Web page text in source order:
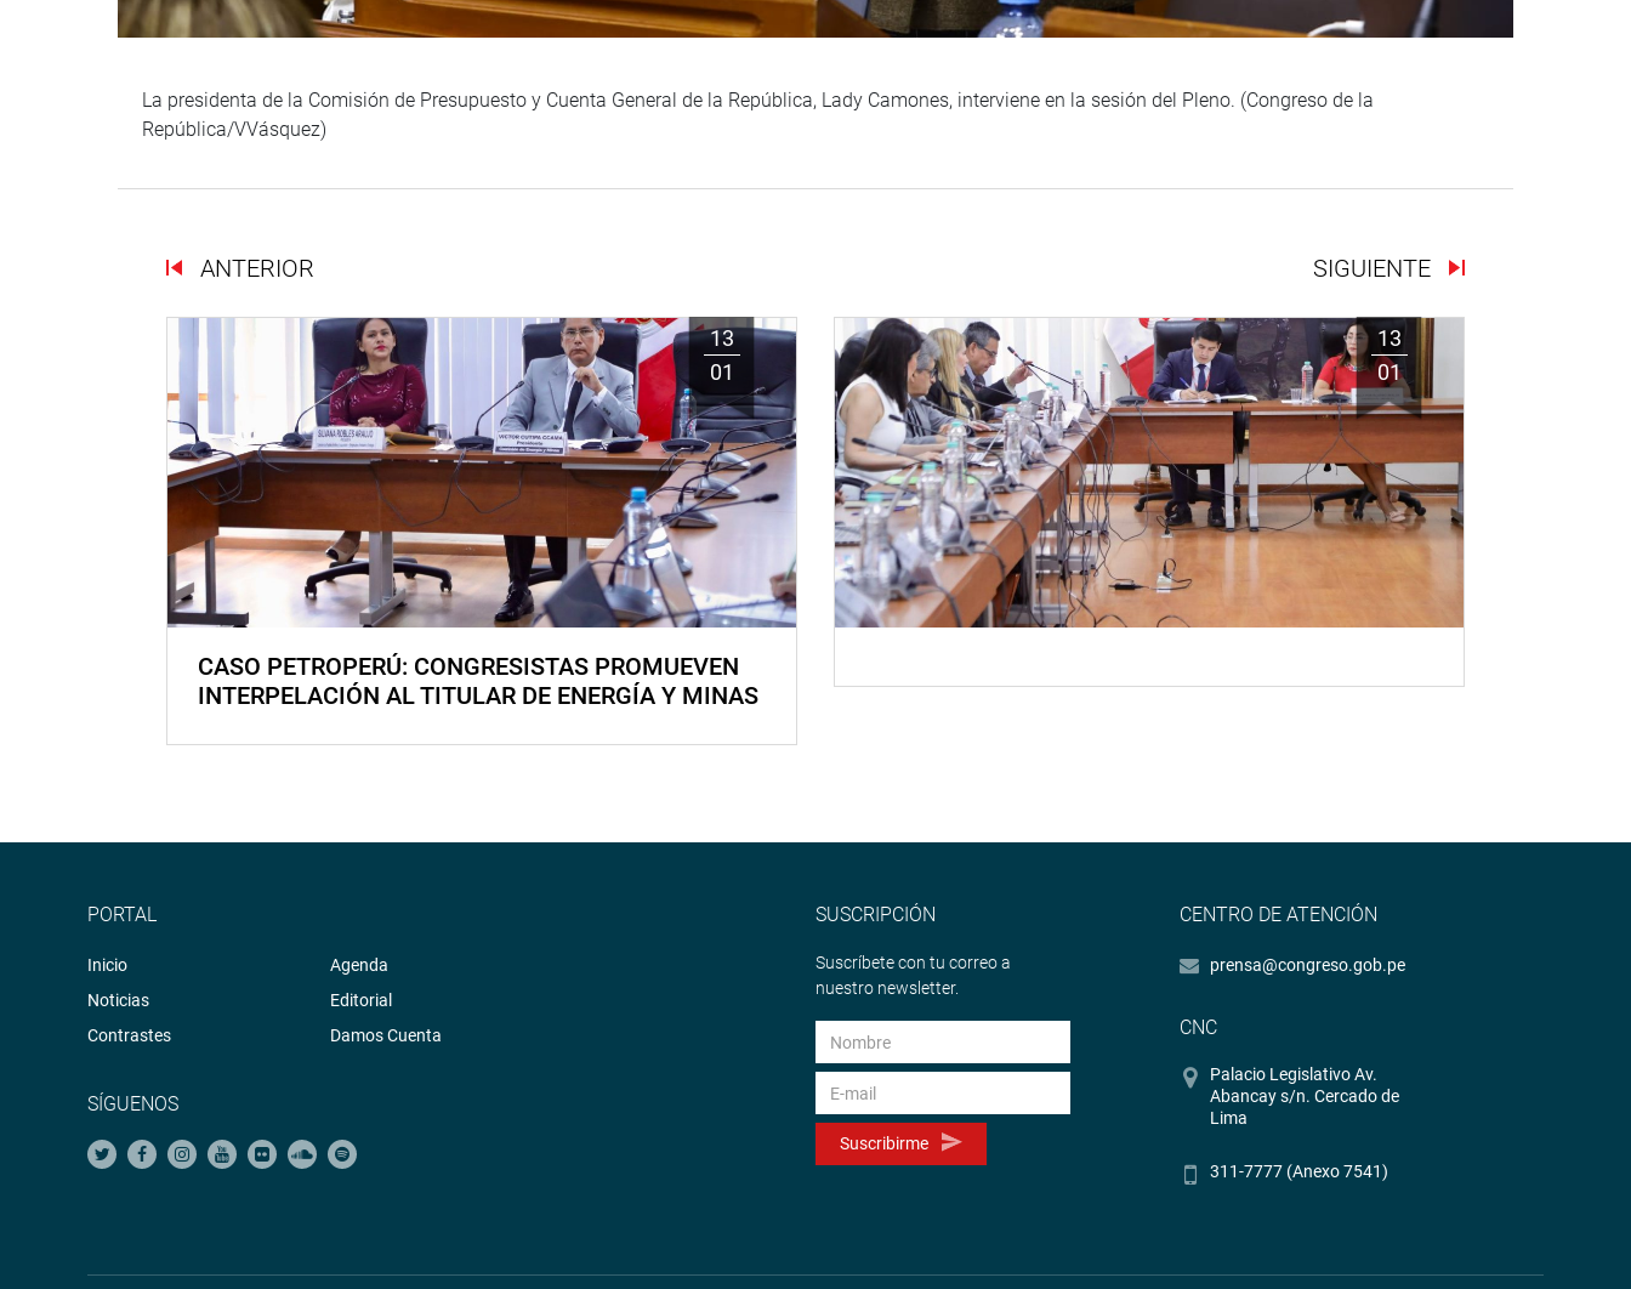
La presidenta de la Comisión de Presupuesto y Cuenta General de la República, Lady Camones, interviene en la sesión del Pleno. (Congreso de la
República/VVásquez)
ANTERIOR SIGUIENTE
13
01
CASO PETROPERÚ: CONGRESISTAS PROMUEVEN
INTERPELACIÓN AL TITULAR DE ENERGÍA Y MINAS
13
01
PORTAL
Inicio
Noticias
Contrastes
Agenda
Editorial
Damos Cuenta
SÍGUENOS
SUSCRIPCIÓN
Suscríbete con tu correo a
nuestro newsletter.
Suscribirme
CENTRO DE ATENCIÓN
prensa@congreso.gob.pe
CNC
Palacio Legislativo Av.
Abancay s/n. Cercado de
Lima
311-7777 (Anexo 7541)